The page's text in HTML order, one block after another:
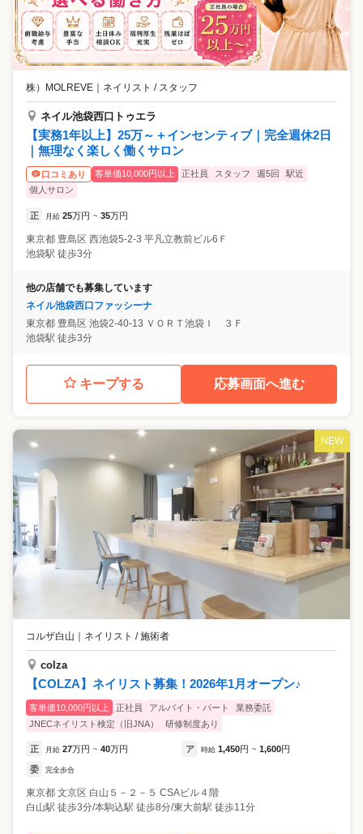
株）MOLREVE ネイリスト / スタッフ
ネイル池袋西口トゥエラ
【実務1年以上】25万～＋インセンティブ｜完全週休2日
｜無理なく楽しく働くサロン
口コミあり 客単価10,000円以上 正社員 スタッフ 週5回
駅近
個人サロン
正 月給 25万円 ~ 35万円
東京都 豊島区 西池袋5-2-3 平凡立教前ビル6Ｆ
池袋駅 徒歩3分
他の店舗でも募集しています
ネイル池袋西口ファッシーナ
東京都 豊島区 池袋2-40-13 ＶＯＲＴ池袋Ｉ ３Ｆ
池袋駅 徒歩3分
キープする 応募画面へ進む
NEW
コルザ白山 ネイリスト / 施術者
colza
【COLZA】ネイリスト募集！2026年1月オープン♪
客単価10,000円以上 正社員 アルバイト・パート
業務委託
JNECネイリスト検定（旧JNA）
研修制度あり
正 月給 27万円 ~ 40万円 ア 時給 1,450円 ~ 1,600円
委 完全歩合
東京都 文京区 白山５－２－５ CSAビル４階
白山駅 徒歩3分/本駒込駅 徒歩8分/東大前駅 徒歩11分